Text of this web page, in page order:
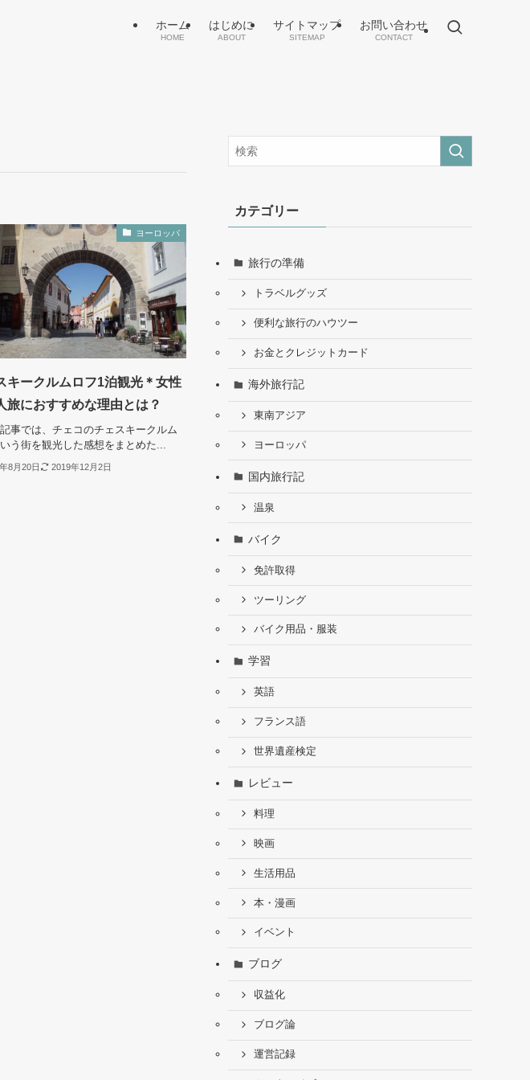
ホーム
HOME
はじめに
ABOUT
サイトマップ
SITEMAP
お問い合わせ
CONTACT
ヨーロッパ
キークルムロフ1泊観光＊女性
旅におすすめな理由とは？
事では、チェコのチェスキークルム
う街を観光した感想をまとめた...
8月20日 2019年12月2日
カテゴリー
旅行の準備
トラベルグッズ
便利な旅行のハウツー
お金とクレジットカード
海外旅行記
東南アジア
ヨーロッパ
国内旅行記
温泉
バイク
免許取得
ツーリング
バイク用品・服装
学習
英語
フランス語
世界遺産検定
レビュー
料理
映画
生活用品
本・漫画
イベント
ブログ
収益化
ブログ論
運営記録